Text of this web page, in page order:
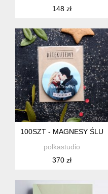
148 zł
100SZT - MAGNESY
polkastudio
370 zł